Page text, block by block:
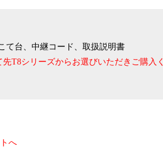
て台、中継コード、取扱説明書
T8シリーズからお選びいただきご購入く
へ